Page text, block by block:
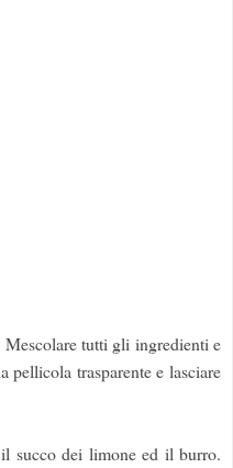
tutti gli ingredienti e
pellicola trasparente e lasciare
succo dei limone ed il burro.